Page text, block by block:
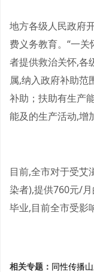
地方各级人民政府
费义务教育。“一
者提供救治关怀,各
属,纳入政府补助范
补助；扶助有生产
能及的生产活动,增
目前,全市对于受艾
染者),提供760元/
毕业,目前全市受影
相关专题： 同性传播